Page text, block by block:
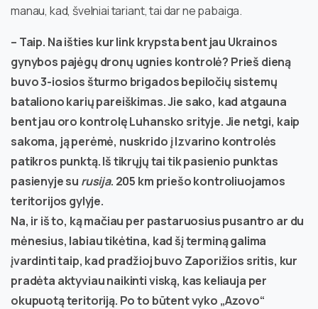
manau, kad, švelniai tariant, tai dar ne pabaiga.
– Taip. Na išties kur link krypsta bent jau Ukrainos
gynybos pajėgų dronų ugnies kontrolė? Prieš dieną
buvo 3-iosios šturmo brigados bepiločių sistemų
bataliono karių pareiškimas. Jie sako, kad atgauna
bent jau oro kontrolę Luhansko srityje. Jie netgi, kaip
sakoma, ją perėmė, nuskrido į Izvarino kontrolės
patikros punktą. Iš tikrųjų tai tik pasienio punktas
pasienyje su rusija. 205 km priešo kontroliuojamos
teritorijos gylyje.
Na, ir iš to, ką mačiau per pastaruosius pusantro ar du
mėnesius, labiau tikėtina, kad šį terminą galima
įvardinti taip, kad pradžioj buvo Zaporižios sritis, kur
pradėta aktyviau naikinti viską, kas keliauja per
okupuotą teritoriją. Po to būtent vyko „Azovo“